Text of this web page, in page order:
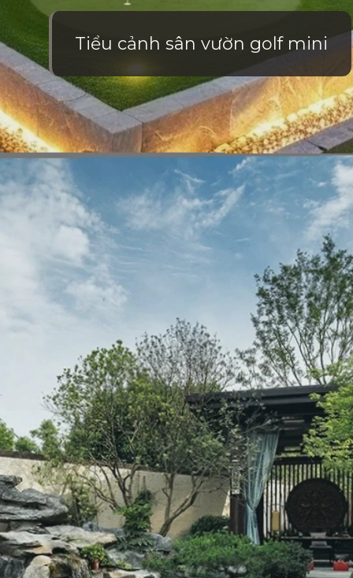
Tiểu cảnh sân vườn golf mini